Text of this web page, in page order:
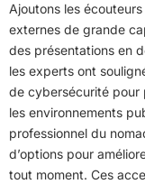
Ajoutons les
externes de grande
des présentations en
les experts ont
de cybersécurité pour
les environnements
professionnel du
d’options pour
tout moment. Ces